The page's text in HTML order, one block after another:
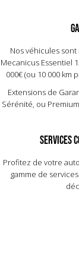
Nos véhicules
Mecanicus Essentiel
000€ (ou 10 000 km
Extensions de
Sérénité, ou
SERVICES
Profitez de votre
gamme de